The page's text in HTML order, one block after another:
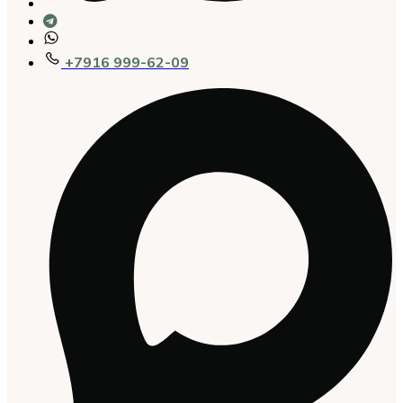
+7916 999-62-09